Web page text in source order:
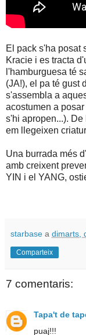
El pack s'ha posat
Kracie i es tracta
l'hamburguesa té
(JA!), el pa té gust
s'assembla a
acostumen a
s'hi apropen...).
em llegeixen
Una burrada més
amb creixent
YIN i el YANG,
starbase a dimarts,
Comparteix
7 comentaris:
Tapa't de
puaj!!!